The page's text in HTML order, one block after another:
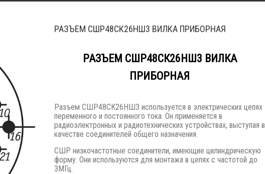
РАЗЪЕМ СШР48СК26НШ3 ВИЛКА ПРИБОРНАЯ
РАЗЪЕМ CШР48СК26НШ3 ВИЛКА
ПРИБОРНАЯ
Разъем CШР48СК26НШ3 используется в электрических цепях
переменного и постоянного тока. Он применяется в
радиоэлектронных и радиотехнических устройствах, выступая в
качестве соединителей общего назначения.
СШР низкочастотные соединители, имеющие цилиндрическую
форму. Они используются для монтажа в цепях с частотой до
3МГц.